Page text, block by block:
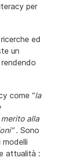
per
ed
un
come “la
alla
. Sono
attualità :